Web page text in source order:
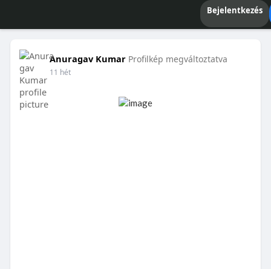
Bejelentkezés
Anuragav Kumar Profilkép megváltoztatva
11 hét